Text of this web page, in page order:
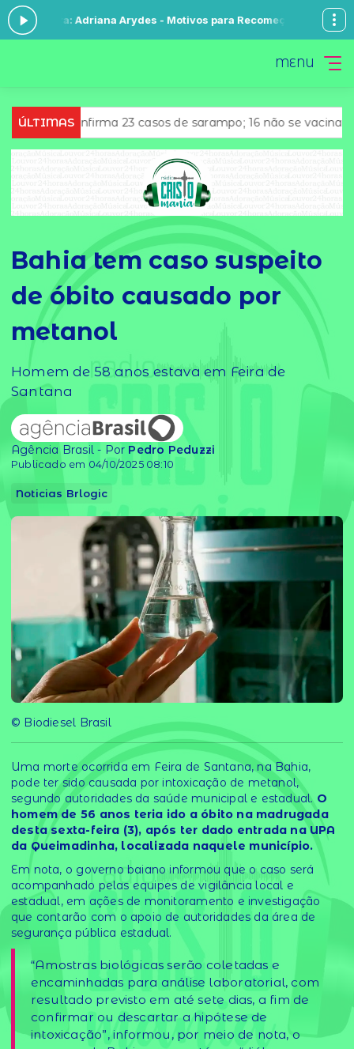
Adriana Arydes - Motivos para RecomeçarMadrugada de Louvores
MENU
ÚLTIMAS
23 casos de sarampo; 16 não se vacinaram
Bahia tem caso suspeito
de óbito causado por
metanol
Homem de 58 anos estava em Feira de
Santana
Agência Brasil - Por Pedro Peduzzi
Publicado em 04/10/2025 08:10
Noticias Brlogic
© Biodiesel Brasil
Uma morte ocorrida em Feira de Santana, na Bahia,
pode ter sido causada por intoxicação de metanol,
segundo autoridades da saúde municipal e estadual. O
homem de 56 anos teria ido a óbito na madrugada
desta sexta-feira (3), após ter dado entrada na UPA
da Queimadinha, localizada naquele município.
Em nota, o governo baiano informou que o caso será
acompanhado pelas equipes de vigilância local e
estadual, em ações de monitoramento e investigação
que contarão com o apoio de autoridades da área de
segurança pública estadual.
“Amostras biológicas serão coletadas e
encaminhadas para análise laboratorial, com
resultado previsto em até sete dias, a fim de
confirmar ou descartar a hipótese de
intoxicação”, informou, por meio de nota, o